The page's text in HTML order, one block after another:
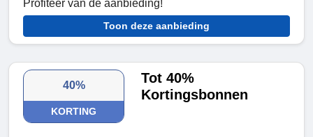
Profiteer van de aanbieding!
Toon deze aanbieding
40%
KORTING
Tot 40%
Kortingsbonnen